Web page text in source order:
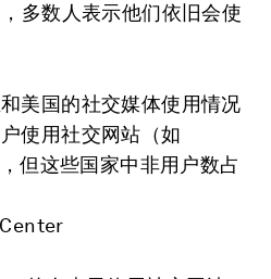
多数人表示他们依旧会使
美国的社交媒体使用情况
使用社交网站（如
但这些国家中非用户数占